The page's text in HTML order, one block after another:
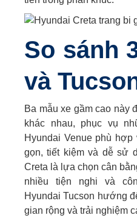
So sánh
và
Ba mẫu xe gầm cao này
khác nhau, phục vụ
Hyundai Venue phù
gọn, tiết kiệm và dễ sử
Creta là lựa chọn cân
nhiều tiện nghi và
Hyundai Tucson hướng
gian rộng và trải nghiệm